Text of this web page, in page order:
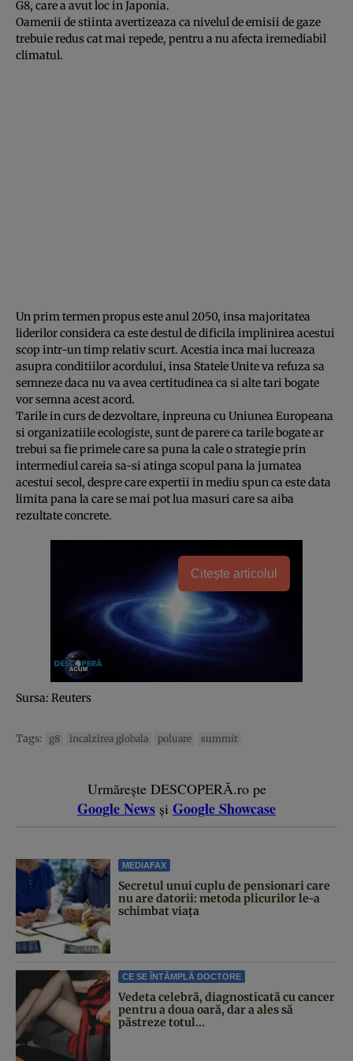
G8, care a avut loc in Japonia.
Oamenii de stiinta avertizeaza ca nivelul de emisii de gaze
trebuie redus cat mai repede, pentru a nu afecta iremediabil
climatul.
Un prim termen propus este anul 2050, insa majoritatea
liderilor considera ca este destul de dificila implinirea acestui
scop intr-un timp relativ scurt. Acestia inca mai lucreaza
asupra conditiilor acordului, insa Statele Unite va refuza sa
semneze daca nu va avea certitudinea ca si alte tari bogate
vor semna acest acord.
Tarile in curs de dezvoltare, inpreuna cu Uniunea Europeana
si organizatiile ecologiste, sunt de parere ca tarile bogate ar
trebui sa fie primele care sa puna la cale o strategie prin
intermediul careia sa-si atinga scopul pana la jumatea
acestui secol, despre care expertii in mediu spun ca este data
limita pana la care se mai pot lua masuri care sa aiba
rezultate concrete.
Citește articolul
Sursa: Reuters
Tags: g8 incalzirea globala poluare summit
Urmărește DESCOPERĂ.ro pe
Google News și Google Showcase
MEDIAFAX
Secretul unui cuplu de pensionari care
nu are datorii: metoda plicurilor le-a
schimbat viața
CE SE ÎNTÂMPLĂ DOCTORE
Vedeta celebră, diagnosticată cu cancer
pentru a doua oară, dar a ales să
păstreze totul...